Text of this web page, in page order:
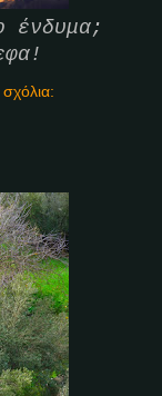
ένδυμα;